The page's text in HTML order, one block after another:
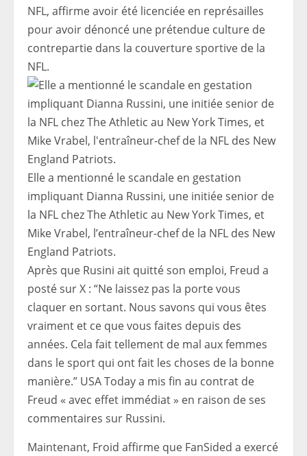
NFL, affirme avoir été licenciée en représailles
pour avoir dénoncé une prétendue culture de
contrepartie dans la couverture sportive de la
NFL.
Elle a mentionné le scandale en gestation
impliquant Dianna Russini, une initiée senior de
la NFL chez The Athletic au New York Times, et
Mike Vrabel, l’entraîneur-chef de la NFL des New
England Patriots.
Après que Rusini ait quitté son emploi, Freud a
posté sur X : “Ne laissez pas la porte vous
claquer en sortant. Nous savons qui vous êtes
vraiment et ce que vous faites depuis des
années. Cela fait tellement de mal aux femmes
dans le sport qui ont fait les choses de la bonne
manière.” USA Today a mis fin au contrat de
Freud « avec effet immédiat » en raison de ses
commentaires sur Russini.
Maintenant, Froid affirme que FanSided a exercé